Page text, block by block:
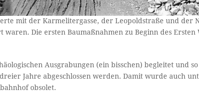
mit der Karmelitergasse, der Leopoldstraße und der
waren. Die ersten Baumaßnahmen zu Beginn des
Ausgrabungen (ein bisschen) begleitet und
Jahre abgeschlossen werden. Damit wurde auch
obsolet.